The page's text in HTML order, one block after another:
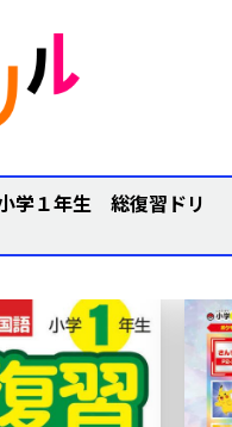
学１年生 総復習ドリ